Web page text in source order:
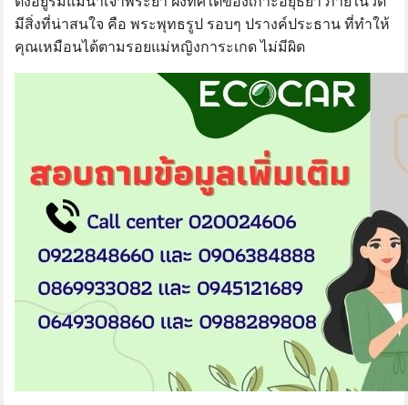
มีสิ่งที่น่าสนใจ คือ พระพุทธรูป รอบๆ ปรางค์ประธาน ที่ทำให้
คุณเหมือนได้ตามรอยแม่หญิงการะเกด ไม่มีผิด